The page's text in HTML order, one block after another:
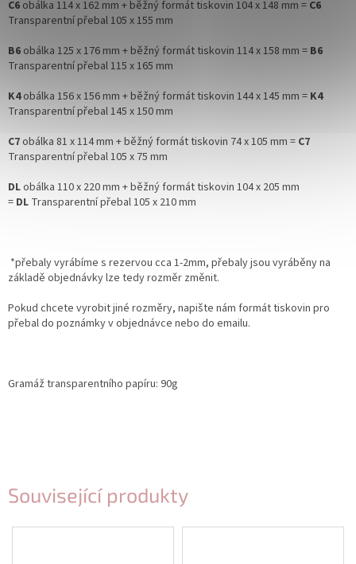
Související produkty
C6 obálka 114 x 162 mm + běžný formát tiskovin 104 x 148 mm = C6
Transparentní přebal 105 x 155 mm
B6 obálka 125 x 176 mm + běžný formát tiskovin 114 x 158 mm = B6
Transparentní přebal 115 x 165 mm
K4obálka 156 x 156 mm + běžný formát tiskovin 144 x 145 mm = K4
Transparentní přebal 145 x 150 mm
C7obálka 81 x 114 mm + běžný formát tiskovin 74 x 105 mm = C7
Transparentní přebal 105 x 75 mm
DLobálka 110 x 220 mm + běžný formát tiskovin 104 x 205 mm
= DL Transparentní přebal 105 x 210 mm
*přebaly vyrábíme s rezervou cca 1-2mm, přebaly jsou vyráběny na
základě objednávky lze tedy rozměr změnit.
Pokud chcete vyrobit jiné rozměry, napište nám formát tiskovin pro
přebal do poznámky v objednávce nebo do emailu.
Gramáž transparentního papíru: 90g